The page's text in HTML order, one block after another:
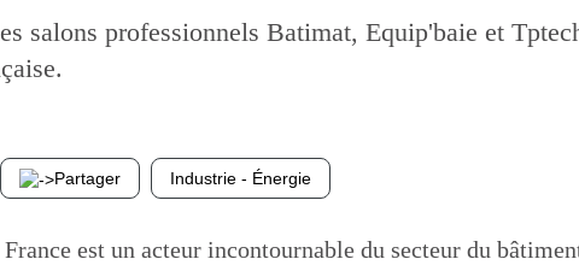
salons professionnels Batimat, Equip'baie et
Partager Industrie - Énergie
est un acteur incontournable du secteur du